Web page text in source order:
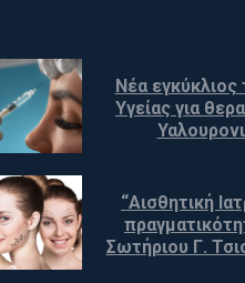
Νέα
Υγείας για
“Αισθητική
Σωτήριου Γ.